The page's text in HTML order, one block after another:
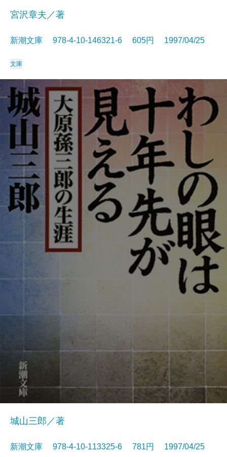
宮沢章夫／著
新潮文庫 978-4-10-146321-6 605円 1997/04/25
文庫
城山三郎／著
新潮文庫 978-4-10-113325-6 781円 1997/04/25